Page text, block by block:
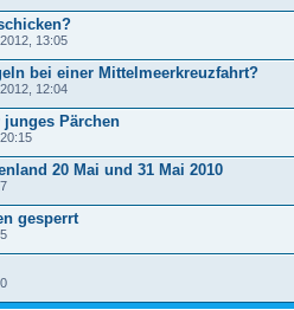
13:05
bei einer Mittelmeerkreuzfahrt?
12:04
junges Pärchen
20 Mai und 31 Mai 2010
gesperrt